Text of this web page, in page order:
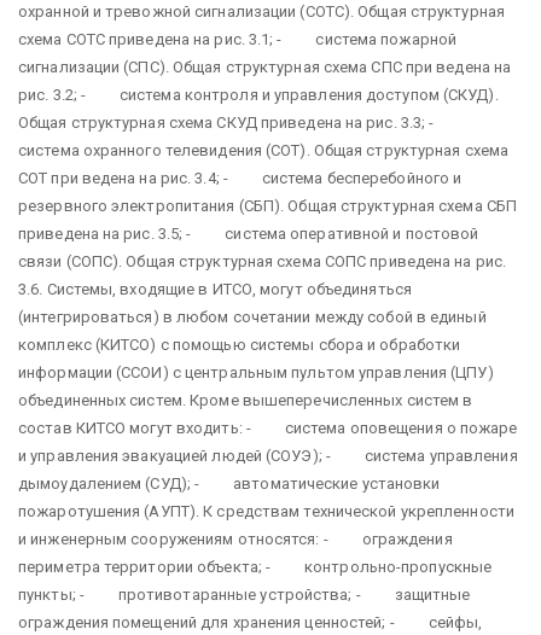
охранной и тревожной сигнализации (СОТС). Общая структурная
схема СОТС приведена на рис. 3.1; - система пожарной
сигнализации (СПС). Общая структурная схема СПС при ведена на
рис. 3.2; - система контроля и управления доступом (СКУД).
Общая структурная схема СКУД приведена на рис. 3.3; -
система охранного телевидения (СОТ). Общая структурная схема
СОТ при ведена на рис. 3.4; - система бесперебойного и
резервного электропитания (СБП). Общая структурная схема СБП
приведена на рис. 3.5; - система оперативной и постовой
связи (СОПС). Общая структурная схема СОПС приведена на рис.
3.6. Системы, входящие в ИТСО, могут объединяться
(интегрироваться) в любом сочетании между собой в единый
комплекс (КИТСО) с помощью системы сбора и обработки
информации (ССОИ) с центральным пультом управления (ЦПУ)
объединенных систем. Кроме вышеперечисленных систем в
состав КИТСО могут входить: - система оповещения о пожаре
и управления эвакуацией людей (СОУЭ); - система управления
дымоудалением (СУД); - автоматические установки
пожаротушения (АУПТ). К средствам технической укрепленности
и инженерным сооружениям относятся: - ограждения
периметра территории объекта; - контрольно-пропускные
пункты; - противотаранные устройства; - защитные
ограждения помещений для хранения ценностей; - сейфы,